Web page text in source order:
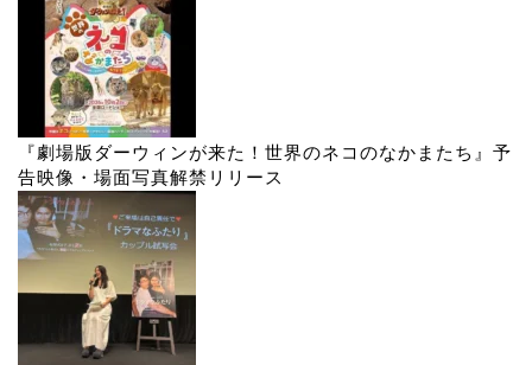
『劇場版ダーウィンが来た！世界のネコのなかまたち』予
告映像・場面写真解禁リリース